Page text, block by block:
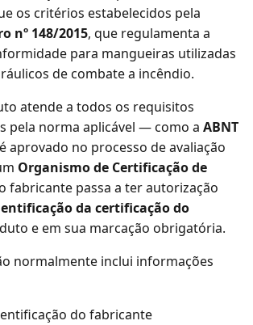
os critérios estabelecidos pela
nº 148/2015, que regulamenta a
para mangueiras utilizadas
de combate a incêndio.
atende a todos os requisitos
pela norma aplicável — como a ABNT
aprovado no processo de avaliação
Organismo de Certificação de
fabricante passa a ter autorização
da certificação do
e em sua marcação obrigatória.
normalmente inclui informações
do fabricante